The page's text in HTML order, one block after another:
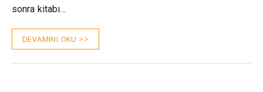
sonra kitabı…
DEVAMINI OKU >>